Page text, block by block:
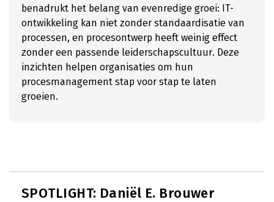
benadrukt het belang van evenredige groei: IT-
ontwikkeling kan niet zonder standaardisatie van
processen, en procesontwerp heeft weinig effect
zonder een passende leiderschapscultuur. Deze
inzichten helpen organisaties om hun
procesmanagement stap voor stap te laten
groeien.
SPOTLIGHT: Daniël E. Brouwer